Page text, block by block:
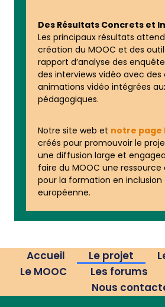
Des Résultats Concrets et
Les principaux résultats
création du MOOC et des
rapport d’analyse des
des interviews vidéo avec des
animations vidéo intégrées
pédagogiques.
Notre site web et notre page
créés pour promouvoir le
une diffusion large et
faire du MOOC une
pour la formation en inclusion
européenne.
Accueil Le projet
Le MOOC
Les forums
Nous